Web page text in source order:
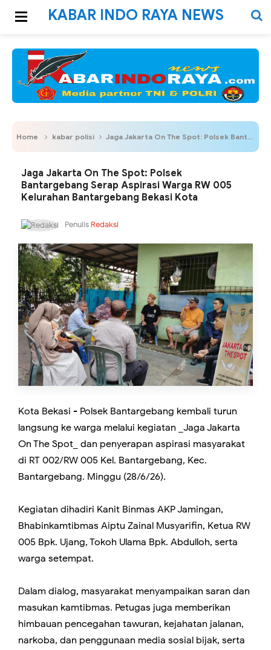
KABAR INDO RAYA NEWS
Home kabar polisi Jaga Jakarta On The Spot: Polsek Bantargebang Serap Aspirasi Warga RW 005 Kelurahan Bantargebang Bekasi Kota
Jaga Jakarta On The Spot: Polsek
Bantargebang Serap Aspirasi Warga RW 005
Kelurahan Bantargebang Bekasi Kota
Penulis Redaksi
Kota Bekasi - Polsek Bantargebang kembali turun
langsung ke warga melalui kegiatan _Jaga Jakarta
On The Spot_ dan penyerapan aspirasi masyarakat
di RT 002/RW 005 Kel. Bantargebang, Kec.
Bantargebang. Minggu (28/6/26).
Kegiatan dihadiri Kanit Binmas AKP Jamingan,
Bhabinkamtibmas Aiptu Zainal Musyarifin, Ketua RW
005 Bpk. Ujang, Tokoh Ulama Bpk. Abdulloh, serta
warga setempat.
Dalam dialog, masyarakat menyampaikan saran dan
masukan kamtibmas. Petugas juga memberikan
himbauan pencegahan tawuran, kejahatan jalanan,
narkoba, dan penggunaan media sosial bijak, serta